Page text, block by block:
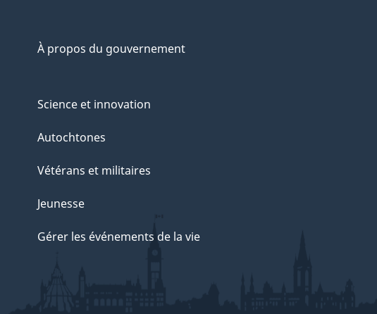
À propos du gouvernement
Science et innovation
Autochtones
Vétérans et militaires
Jeunesse
Gérer les événements de la vie